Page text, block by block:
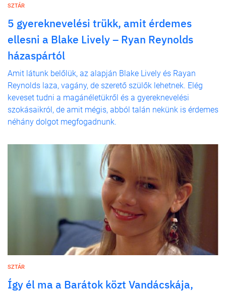
SZTÁR
5 gyereknevelési trükk, amit érdemes
ellesni a Blake Lively – Ryan Reynolds
házaspártól
Amit látunk belőlük, az alapján Blake Lively és Rayan
Reynolds laza, vagány, de szerető szülők lehetnek. Elég
keveset tudni a magánéletükről és a gyereknevelési
szokásaikról, de amit mégis, abból talán nekünk is érdemes
néhány dolgot megfogadnunk.
SZTÁR
Így él ma a Barátok közt Vandácskája,